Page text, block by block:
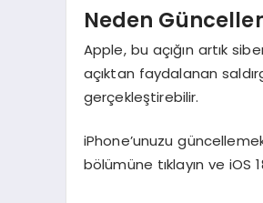
Neden
Apple, bu açığın artık
açıktan faydalanan
gerçekleştirebilir.
iPhone’unuzu
bölümüne tıklayın ve iOS